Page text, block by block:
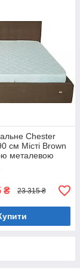
Chester
см Місті Brown
металевою
рамою
₴ 23 315 ₴